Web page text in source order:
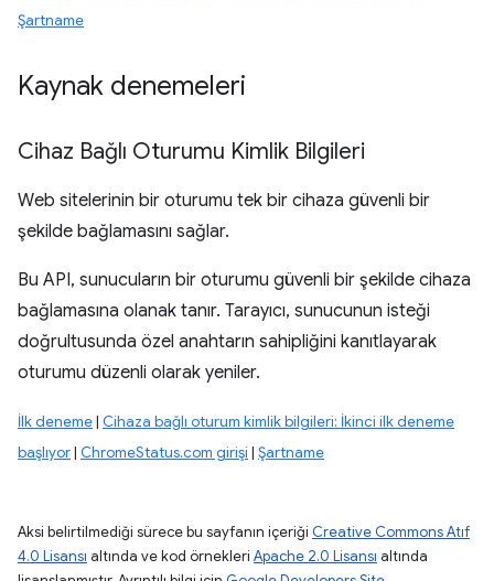
Şartname
Kaynak denemeleri
Cihaz Bağlı Oturumu Kimlik Bilgileri
Web sitelerinin bir oturumu tek bir cihaza güvenli bir
şekilde bağlamasını sağlar.
Bu API, sunucuların bir oturumu güvenli bir şekilde cihaza
bağlamasına olanak tanır. Tarayıcı, sunucunun isteği
doğrultusunda özel anahtarın sahipliğini kanıtlayarak
oturumu düzenli olarak yeniler.
İlk deneme| Cihaza bağlı oturum kimlik bilgileri: İkinci ilk deneme
başlıyor| ChromeStatus.com girişi | Şartname
Aksi belirtilmediği sürece bu sayfanın içeriği Creative Commons Atıf
4.0 Lisansı altında ve kod örnekleri Apache 2.0 Lisansı altında